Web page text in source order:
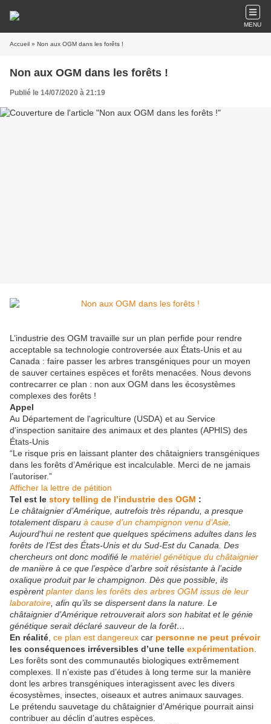
MENU
Accueil » Non aux OGM dans les forêts !
Non aux OGM dans les forêts !
Publié le 14/07/2020 à 21:19
L’industrie des OGM travaille sur un plan perfide pour rendre
acceptable sa technologie controversée aux États-Unis et au
Canada : faire passer les arbres transgéniques pour un moyen
de sauver certaines espèces et forêts menacées. Nous devons
contrecarrer ce plan : non aux OGM dans les écosystèmes
complexes des forêts !
Appel
Au Département de l'agriculture (USDA) et au Service
d'inspection sanitaire des animaux et des plantes (APHIS) des
États-Unis
“Le risque pris en laissant planter des châtaigniers transgéniques
dans les forêts d’Amérique est incalculable. Merci de ne jamais
l’autoriser.”
Afficher la lettre de pétition
Tel est le story telling de l’industrie des OGM :
Le châtaignier d’Amérique, autrefois très répandu, a presque
totalement disparu à cause d’un champignon venu d’Asie
Aujourd’hui ne restent que quelques spécimens adultes dans les
forêts de l’Est des États-Unis et du Sud-Est du Canada. Des
chercheurs ont donc modifié le matériel génétique du châtaignier
de manière à ce que l’espèce d’arbre soit résistante à l’acide
oxalique produit par le champignon. Dès que possible, ils
espèrentplanter dans les forêts des arbres OGM issus de leur
laboratoire , afin qu’ils se dispersent dans la nature. Le
châtaignier d’Amérique retrouverait alors son habitat et le génie
génétique serait déclaré sauveur de la forêt…
En réalité ce plan est dangereux car personne ne peut prévoir
les conséquences irréversibles d’une telle expérimentation
Les forêts sont des communautés biologiques extrêmement
complexes. Il n’existe pas d’études à long terme sur la manière
dont les arbres transgéniques interagissent avec les divers
écosystèmes, insectes, oiseaux et autres animaux sauvages.
Le prétendu sauvetage du châtaignier d’Amérique pourrait ainsi
contribuer au déclin d’autres espèces.